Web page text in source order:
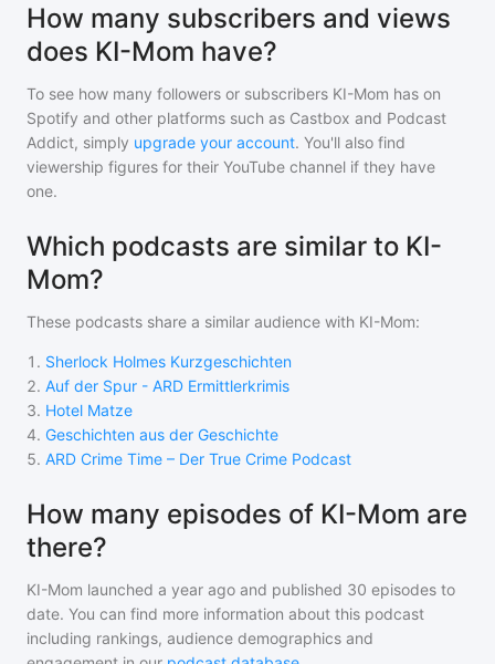
How many subscribers and views
does KI-Mom have?
To see how many followers or subscribers KI-Mom has on
Spotify and other platforms such as Castbox and Podcast
Addict, simply upgrade your account. You'll also find
viewership figures for their YouTube channel if they have
one.
Which podcasts are similar to KI-
Mom?
These podcasts share a similar audience with KI-Mom:
1 . Sherlock Holmes Kurzgeschichten
2. Auf der Spur - ARD Ermittlerkrimis
3. Hotel Matze
4. Geschichten aus der Geschichte
5. ARD Crime Time – Der True Crime Podcast
How many episodes of KI-Mom are
there?
KI-Mom launched a year ago and published 30 episodes to
date. You can find more information about this podcast
including rankings, audience demographics and